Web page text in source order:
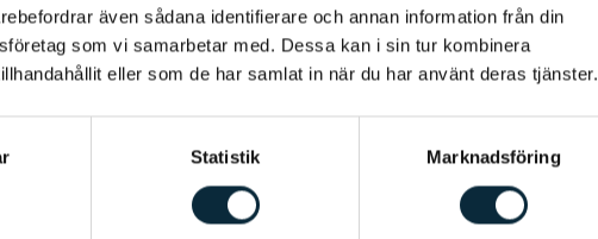
även sådana identifierare och annan information från din
som vi samarbetar med. Dessa kan i sin tur kombinera
eller som de har samlat in när du har använt deras tjänster.
Statistik Marknadsföring